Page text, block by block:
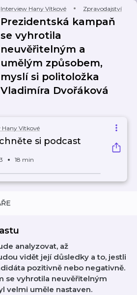
Interview Hany Vítkové Zpravodajství
Prezidentská kampaň
se vyhrotila
neuvěřitelným a
umělým způsobem,
myslí si politoložka
Vladimíra Dvořáková
Hany Vítkové
si podcast
18 min
analyzovat, až
vidět její důsledky a to, jestli
pozitivně nebo negativně.
se vyhrotila neuvěřitelným
velmi uměle nastaven.